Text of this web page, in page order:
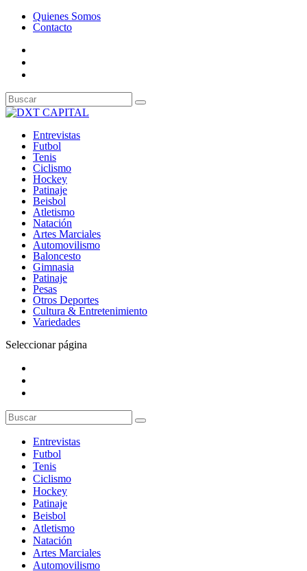
Quienes Somos
Contacto
Entrevistas
Futbol
Tenis
Ciclismo
Hockey
Patinaje
Beisbol
Atletismo
Natación
Artes Marciales
Automovilismo
Baloncesto
Gimnasia
Patinaje
Pesas
Otros Deportes
Cultura & Entretenimiento
Variedades
Seleccionar página
Entrevistas
Futbol
Tenis
Ciclismo
Hockey
Patinaje
Beisbol
Atletismo
Natación
Artes Marciales
Automovilismo